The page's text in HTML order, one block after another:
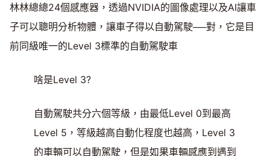
林林總總24個感應器，透過NVIDIA的圖像處理以及AI讓車
子可以聰明分析物體，讓車子得以自動駕駛──對，它是目
前同級唯一的Level 3標準的自動駕駛車
啥是Level 3?
自動駕駛共分六個等級，由最低Level 0到最高
Level 5，等級越高自動化程度也越高，Level 3
的車輛可以自動駕駛，但是如果車輛感應到遇到